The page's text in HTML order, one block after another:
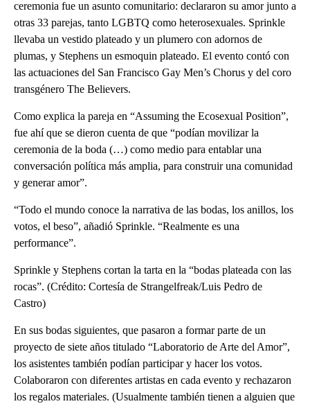
ceremonia fue un asunto comunitario: declararon su amor junto a
otras 33 parejas, tanto LGBTQ como heterosexuales. Sprinkle
llevaba un vestido plateado y un plumero con adornos de
plumas, y Stephens un esmoquin plateado. El evento contó con
las actuaciones del San Francisco Gay Men’s Chorus y del coro
transgénero The Believers.
Como explica la pareja en “Assuming the Ecosexual Position”,
fue ahí que se dieron cuenta de que “podían movilizar la
ceremonia de la boda (…) como medio para entablar una
conversación política más amplia, para construir una comunidad
y generar amor”.
“Todo el mundo conoce la narrativa de las bodas, los anillos, los
votos, el beso”, añadió Sprinkle. “Realmente es una
performance”.
Sprinkle y Stephens cortan la tarta en la “bodas plateada con las
rocas”. (Crédito: Cortesía de Strangelfreak/Luis Pedro de
Castro)
En sus bodas siguientes, que pasaron a formar parte de un
proyecto de siete años titulado “Laboratorio de Arte del Amor”,
los asistentes también podían participar y hacer los votos.
Colaboraron con diferentes artistas en cada evento y rechazaron
los regalos materiales. (Usualmente también tienen a alguien que